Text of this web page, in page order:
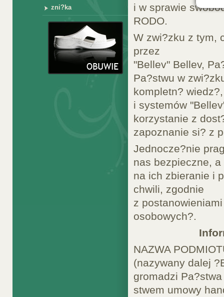
zni?ka
i w sprawie
RODO.
W zwi?zku z tym,
przez
"Bellev" Bellev,
Pa?stwu w
kompletn?
i systemów
korzystanie z
zapoznanie si? z
Jednocze?nie
nas bezpieczne, a
na ich zbieranie i
chwili, zgodnie
z
osobowych?.
NAZWA
(nazywany dalej
gromadzi
stwem umowy